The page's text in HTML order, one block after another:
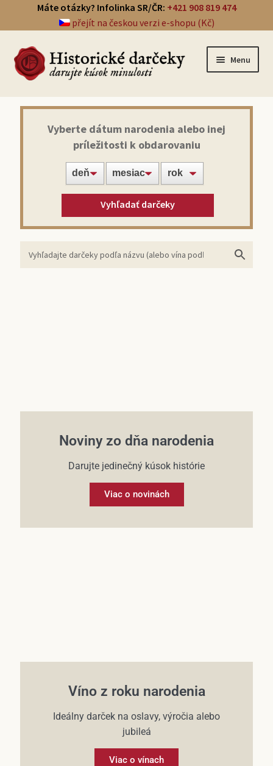
Máte otázky? Infolinka SR/ČR: +421 908 819 474
přejít na českou verzi e-shopu (Kč)
Menu
Prehľad darčekov
Noviny zo dňa narodenia
Víno z roku narodenia
Vyberte dátum narodenia alebo inej
príležitosti k obdarovaniu
Vyhľadať darčeky
Noviny zo dňa narodenia
Darujte jedinečný kúsok histórie
Viac o novinách
Víno z roku narodenia
Ideálny darček na oslavy, výročia alebo
jubileá
Viac o vínach